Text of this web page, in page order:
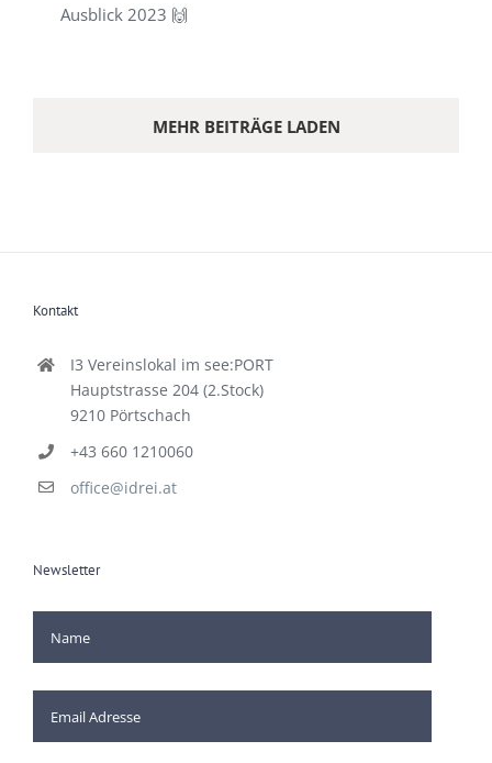
Ausblick 2023 🙌
MEHR BEITRÄGE LADEN
Kontakt
I3 Vereinslokal im see:PORT
Hauptstrasse 204 (2.Stock)
9210 Pörtschach
+43 660 1210060
office@idrei.at
Newsletter